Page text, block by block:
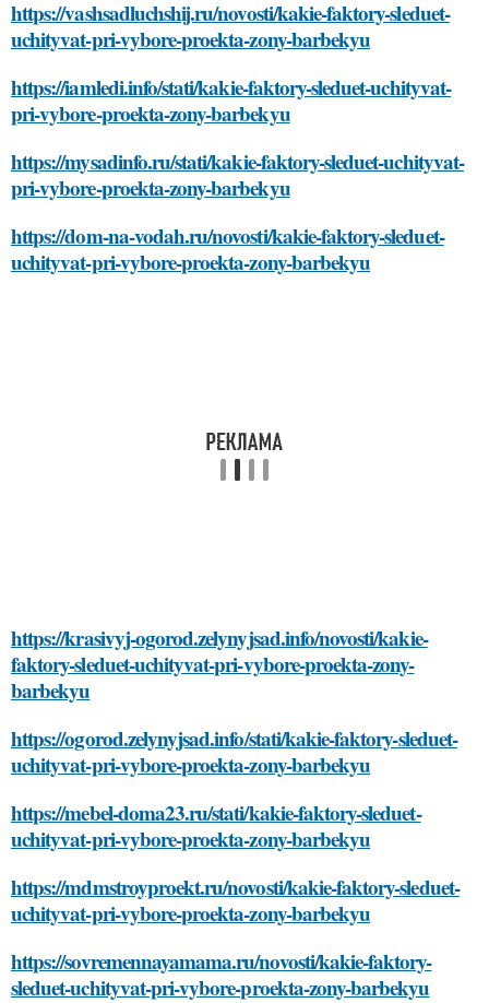
https://vashsadluchshij.ru/novosti/kakie-faktory-sleduet-
uchityvat-pri-vybore-proekta-zony-barbekyu
https://iamledi.info/stati/kakie-faktory-sleduet-uchityvat-
pri-vybore-proekta-zony-barbekyu
https://mysadinfo.ru/stati/kakie-faktory-sleduet-uchityvat-
pri-vybore-proekta-zony-barbekyu
https://dom-na-vodah.ru/novosti/kakie-faktory-sleduet-
uchityvat-pri-vybore-proekta-zony-barbekyu
https://krasivyj-ogorod.zelynyjsad.info/novosti/kakie-
faktory-sleduet-uchityvat-pri-vybore-proekta-zony-
barbekyu
https://ogorod.zelynyjsad.info/stati/kakie-faktory-sleduet-
uchityvat-pri-vybore-proekta-zony-barbekyu
https://mebel-doma23.ru/stati/kakie-faktory-sleduet-
uchityvat-pri-vybore-proekta-zony-barbekyu
https://mdmstroyproekt.ru/novosti/kakie-faktory-sleduet-
uchityvat-pri-vybore-proekta-zony-barbekyu
https://sovremennayamama.ru/novosti/kakie-faktory-
sleduet-uchityvat-pri-vybore-proekta-zony-barbekyu